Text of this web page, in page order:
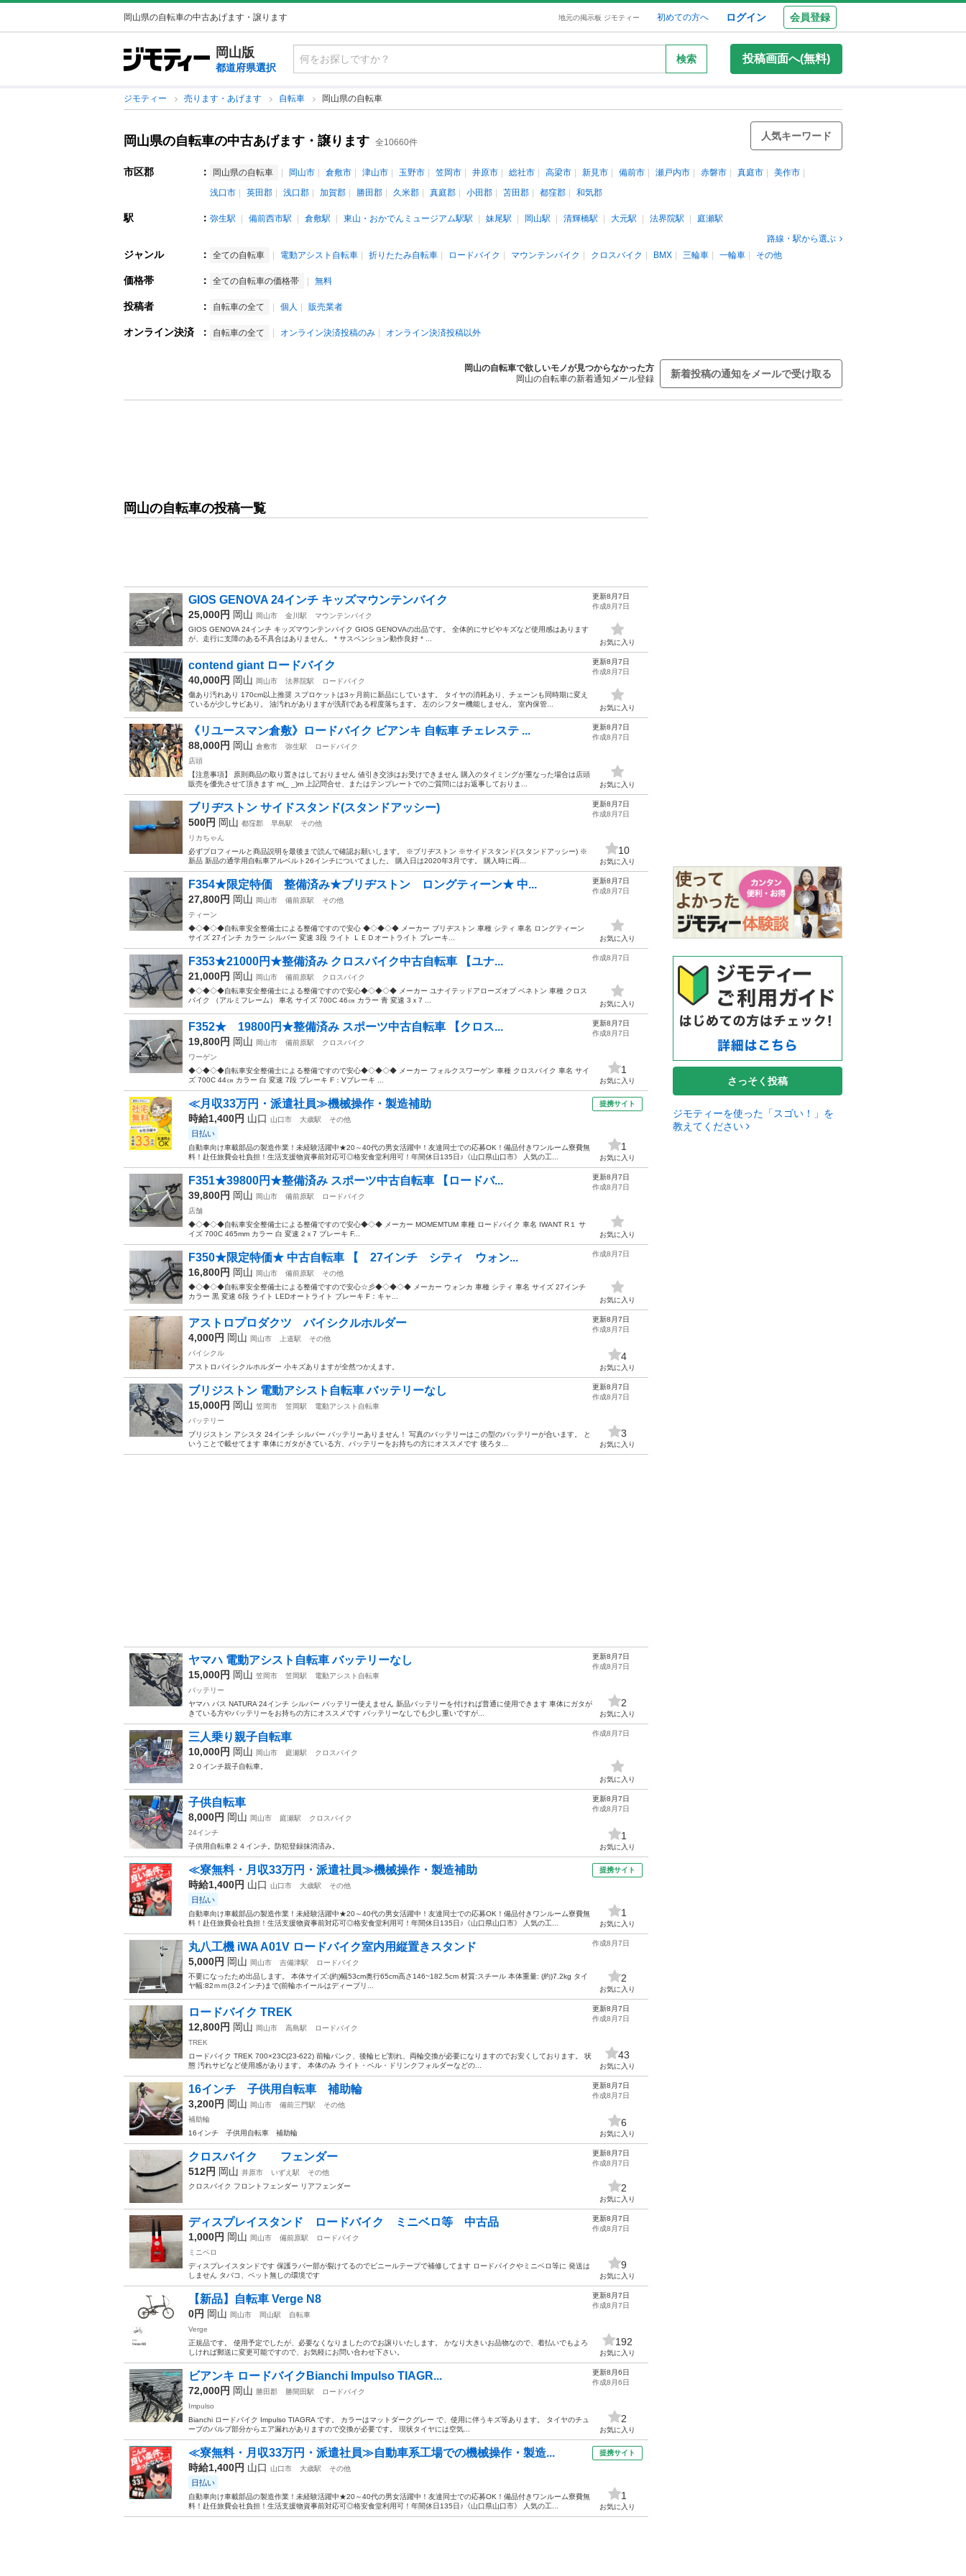
岡山県の自転車の中古あげます・譲ります 地元の掲示板 ジモティー 初めての方へ ログイン 会員登録
岡山版
都道府県選択
検索 投稿画面へ(無料)
ジモティー 売ります・あげます 自転車 岡山県の自転車
岡山県の自転車の中古あげます・譲ります 全10660件
人気キーワード
市区郡 ： 岡山県の自転車 岡山市 倉敷市 津山市 玉野市 笠岡市 井原市 総社市 高梁市 新見市 備前市 瀬戸内市 赤磐市 真庭市
美作市
浅口市
英田郡 浅口郡 加賀郡 勝田郡 久米郡 真庭郡 小田郡 苫田郡 都窪郡 和気郡
駅 ： 弥生駅 備前西市駅 倉敷駅 東山・おかでんミュージアム駅駅 妹尾駅 岡山駅 清輝橋駅 大元駅 法界院駅
庭瀬駅
路線・駅から選ぶ
ジャンル ： 全ての自転車 電動アシスト自転車 折りたたみ自転車 ロードバイク マウンテンバイク クロスバイク BMX 三輪車 一輪車 その他
価格帯 ： 全ての自転車の価格帯 無料
投稿者 ： 自転車の全て 個人 販売業者
オンライン決済 ： 自転車の全て オンライン決済投稿のみ オンライン決済投稿以外
岡山の自転車で欲しいモノが見つからなかった方
岡山の自転車の新着通知メール登録
新着投稿の通知をメールで受け取る
岡山の自転車の投稿一覧
GIOS GENOVA 24インチ キッズマウンテンバイク
25,000円 岡山 岡山市 金川駅
マウンテンバイク
GIOS GENOVA 24インチ キッズマウンテンバイク GIOS GENOVAの出品です。 全体的にサビやキズなど使用感はあります
が、走行に支障のある不具合はありません。 * サスペンション動作良好 * ...
更新8月7日
作成8月7日
お気に入り
contend giant ロードバイク
40,000円 岡山 岡山市 法界院駅
ロードバイク
傷あり汚れあり 170cm以上推奨 スプロケットは3ヶ月前に新品にしています。 タイヤの消耗あり、チェーンも同時期に変え
ているが少しサビあり。 油汚れがありますが洗剤である程度落ちます。 左のシフター機能しません。 室内保管...
更新8月7日
作成8月7日
お気に入り
《リユースマン倉敷》ロードバイク ビアンキ 自転車 チェレステ ...
88,000円 岡山 倉敷市 弥生駅
ロードバイク
店頭
【注意事項】 原則商品の取り置きはしておりません 値引き交渉はお受けできません 購入のタイミングが重なった場合は店頭
販売を優先させて頂きます m(_ _)m 上記問合せ、またはテンプレートでのご質問にはお返事しておりま...
更新8月7日
作成8月7日
お気に入り
ブリヂストン サイドスタンド(スタンドアッシー)
500円 岡山 都窪郡 早島駅
その他
リカちゃん
必ずプロフィールと商品説明を最後まで読んで確認お願いします。 ※ブリヂストン ※サイドスタンド(スタンドアッシー) ※
新品 新品の通学用自転車アルベルト26インチについてました。 購入日は2020年3月です。 購入時に両...
更新8月7日
作成8月7日
10
お気に入り
F354★限定特価 整備済み★ブリヂストン ロングティーン★ 中...
27,800円 岡山 岡山市 備前原駅
その他
ティーン
◆◇◆◇◆自転車安全整備士による整備ですので安心 ◆◇◆◇◆ メーカー ブリヂストン 車種 シティ 車名 ロングティーン
サイズ 27インチ カラー シルバー 変速 3段 ライト ＬＥＤオートライト ブレーキ...
更新8月7日
作成8月7日
お気に入り
F353★21000円★整備済み クロスバイク中古自転車 【ユナ...
21,000円 岡山 岡山市 備前原駅
クロスバイク
◆◇◆◇◆自転車安全整備士による整備ですので安心◆◇◆◇◆ メーカー ユナイテッドアローズオブ ベネトン 車種 クロス
バイク （アルミフレーム） 車名 サイズ 700C 46㎝ カラー 青 変速 3ｘ7 ...
作成8月7日
お気に入り
F352★ 19800円★整備済み スポーツ中古自転車 【クロス...
19,800円 岡山 岡山市 備前原駅
クロスバイク
ワーゲン
◆◇◆◇◆自転車安全整備士による整備ですので安心◆◇◆◇◆ メーカー フォルクスワーゲン 車種 クロスバイク 車名 サイ
ズ 700C 44㎝ カラー 白 変速 7段 ブレーキ F：Vブレーキ ...
更新8月7日
作成8月7日
1
お気に入り
≪月収33万円・派遣社員≫機械操作・製造補助
時給1,400円 山口 山口市 大歳駅 その他
日払い
自動車向け車載部品の製造作業！未経験活躍中★20～40代の男女活躍中！友達同士での応募OK！備品付きワンルーム寮費無
料！赴任旅費会社負担！生活支援物資事前対応可◎格安食堂利用可！年間休日135日♪《山口県山口市》 人気の工...
提携サイト
1
お気に入り
F351★39800円★整備済み スポーツ中古自転車 【ロードバ...
39,800円 岡山 岡山市 備前原駅
ロードバイク
店舗
◆◇◆◇◆自転車安全整備士による整備ですので安心◆◇◆ メーカー MOMEMTUM 車種 ロードバイク 車名 IWANT R１ サ
イズ 700C 465mm カラー 白 変速 2ｘ7 ブレーキ F...
更新8月7日
作成8月7日
お気に入り
F350★限定特価★ 中古自転車 【 27インチ シティ ウォン...
16,800円 岡山 岡山市 備前原駅
その他
◆◇◆◇◆自転車安全整備士による整備ですので安心☆彡◆◇◆◇◆ メーカー ウォンカ 車種 シティ 車名 サイズ 27インチ
カラー 黒 変速 6段 ライト LEDオートライト ブレーキ F：キャ...
作成8月7日
お気に入り
アストロプロダクツ バイシクルホルダー
4,000円 岡山 岡山市 上道駅
その他
バイシクル
アストロバイシクルホルダー 小キズありますが全然つかえます。
更新8月7日
作成8月7日
4
お気に入り
ブリジストン 電動アシスト自転車 バッテリーなし
15,000円 岡山 笠岡市 笠岡駅
電動アシスト自転車
バッテリー
ブリジストン アシスタ 24インチ シルバー バッテリーありません！ 写真のバッテリーはこの型のバッテリーが合います。 と
いうことで載せてます 車体にガタがきている方、バッテリーをお持ちの方にオススメです 後ろタ...
更新8月7日
作成8月7日
3
お気に入り
ヤマハ 電動アシスト自転車 バッテリーなし
15,000円 岡山 笠岡市 笠岡駅
電動アシスト自転車
バッテリー
ヤマハ パス NATURA 24インチ シルバー バッテリー使えません 新品バッテリーを付ければ普通に使用できます 車体にガタが
きている方やバッテリーをお持ちの方にオススメです バッテリーなしでも少し重いですが...
更新8月7日
作成8月7日
2
お気に入り
三人乗り親子自転車
10,000円 岡山 岡山市 庭瀬駅
クロスバイク
２０インチ親子自転車。
作成8月7日
お気に入り
子供自転車
8,000円 岡山 岡山市 庭瀬駅
クロスバイク
24インチ
子供用自転車２４インチ。防犯登録抹消済み。
更新8月7日
作成8月7日
1
お気に入り
≪寮無料・月収33万円・派遣社員≫機械操作・製造補助
時給1,400円 山口 山口市 大歳駅 その他
日払い
自動車向け車載部品の製造作業！未経験活躍中★20～40代の男女活躍中！友達同士での応募OK！備品付きワンルーム寮費無
料！赴任旅費会社負担！生活支援物資事前対応可◎格安食堂利用可！年間休日135日♪《山口県山口市》 人気の工...
提携サイト
1
お気に入り
丸八工機 iWA A01V ロードバイク室内用縦置きスタンド
5,000円 岡山 岡山市 吉備津駅
ロードバイク
不要になったため出品します。 本体サイズ:(約)幅53cm奥行65cm高さ146~182.5cm 材質:スチール 本体重量: (約)7.2kg タイ
ヤ幅:82ｍｍ(3.2インチ)まで(前輪ホイールはディープリ...
作成8月7日
2
お気に入り
ロードバイク TREK
12,800円 岡山 岡山市 高島駅
ロードバイク
TREK
ロードバイク TREK 700×23C(23-622) 前輪パンク、後輪ヒビ割れ、両輪交換が必要になりますのでお安くしております。 状
態 汚れサビなど使用感があります。 本体のみ ライト・ベル・ドリンクフォルダーなどの...
更新8月7日
作成8月7日
43
お気に入り
16インチ 子供用自転車 補助輪
3,200円 岡山 岡山市 備前三門駅
その他
補助輪
16インチ 子供用自転車 補助輪
更新8月7日
作成8月7日
6
お気に入り
クロスバイク フェンダー
512円 岡山 井原市 いずえ駅
その他
クロスバイク フロントフェンダー リアフェンダー
更新8月7日
作成8月7日
2
お気に入り
ディスプレイスタンド ロードバイク ミニベロ等 中古品
1,000円 岡山 岡山市 備前原駅
ロードバイク
ミニベロ
ディスプレイスタンドです 保護ラバー部が裂けてるのでビニールテープで補修してます ロードバイクやミニベロ等に 発送は
しません タバコ、ペット無しの環境です
更新8月7日
作成8月7日
9
お気に入り
【新品】自転車 Verge N8
0円 岡山 岡山市 岡山駅
自転車
Verge
正規品です。 使用予定でしたが、必要なくなりましたのでお譲りいたします。 かなり大きいお品物なので、着払いでもよろ
しければ郵送に変更可能ですので、お気軽にお問い合わせ下さい。
更新8月7日
作成8月7日
192
お気に入り
ビアンキ ロードバイクBianchi Impulso TIAGR...
72,000円 岡山 勝田郡 勝間田駅
ロードバイク
Impulso
Bianchi ロードバイク Impulso TIAGRA です。 カラーはマットダークグレー で、使用に伴うキズ等あります。 タイヤのチュ
ーブのバルブ部分からエア漏れがありますので交換が必要です。 現状タイヤには空気...
更新8月6日
作成8月6日
2
お気に入り
≪寮無料・月収33万円・派遣社員≫自動車系工場での機械操作・製造...
時給1,400円 山口 山口市 大歳駅 その他
日払い
自動車向け車載部品の製造作業！未経験活躍中★20～40代の男女活躍中！友達同士での応募OK！備品付きワンルーム寮費無
料！赴任旅費会社負担！生活支援物資事前対応可◎格安食堂利用可！年間休日135日♪《山口県山口市》 人気の工...
提携サイト
1
お気に入り
さっそく投稿
ジモティーを使った「スゴい！」を
教えてください